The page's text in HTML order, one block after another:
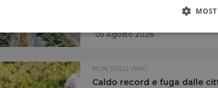
dignitosi ai lavoratori: sul
05 Agosto 2026
NON SOLO VINO
Caldo record e fuga dalle